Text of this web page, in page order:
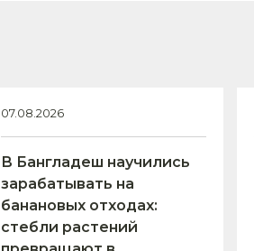
07.08.2026
В Бангладеш научились
зарабатывать на
банановых отходах:
стебли растений